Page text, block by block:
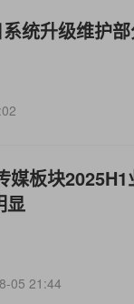
统升级维护
媒板块
显
05 21:44